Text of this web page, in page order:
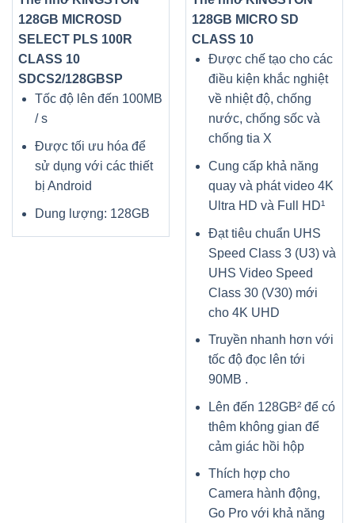
128GB MICROSD
SELECT PLS 100R
CLASS 10
SDCS2/128GBSP
Tốc độ lên đến 100MB
/ s
Được tối ưu hóa để
sử dụng với các thiết
bị Android
Dung lượng: 128GB
128GB MICRO SD
CLASS 10
Được chế tạo cho các
điều kiện khắc nghiệt
về nhiệt độ, chống
nước, chống sốc và
chống tia X
Cung cấp khả năng
quay và phát video 4K
Ultra HD và Full HD¹
Đạt tiêu chuẩn UHS
Speed Class 3 (U3) và
UHS Video Speed
Class 30 (V30) mới
cho 4K UHD
Truyền nhanh hơn với
tốc độ đọc lên tới
90MB .
Lên đến 128GB² để có
thêm không gian để
cảm giác hồi hộp
Thích hợp cho
Camera hành động,
Go Pro với khả năng